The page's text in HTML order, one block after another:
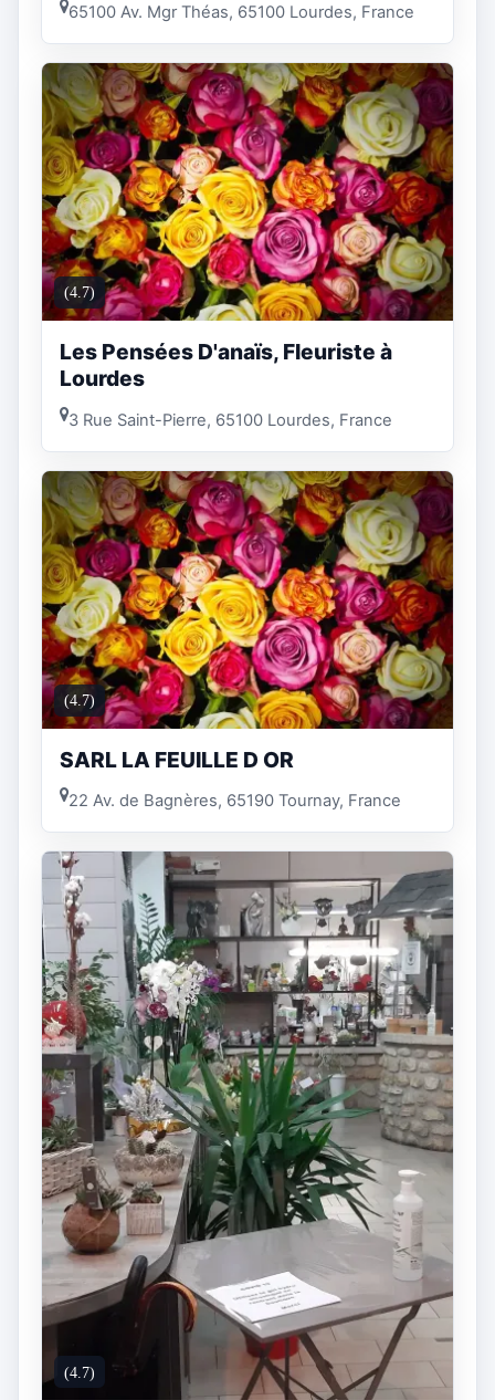
65100 Av. Mgr Théas, 65100 Lourdes, France
(4.7)
Les Pensées D'anaïs, Fleuriste à
Lourdes
3 Rue Saint-Pierre, 65100 Lourdes, France
(4.7)
SARL LA FEUILLE D OR
22 Av. de Bagnères, 65190 Tournay, France
(4.7)